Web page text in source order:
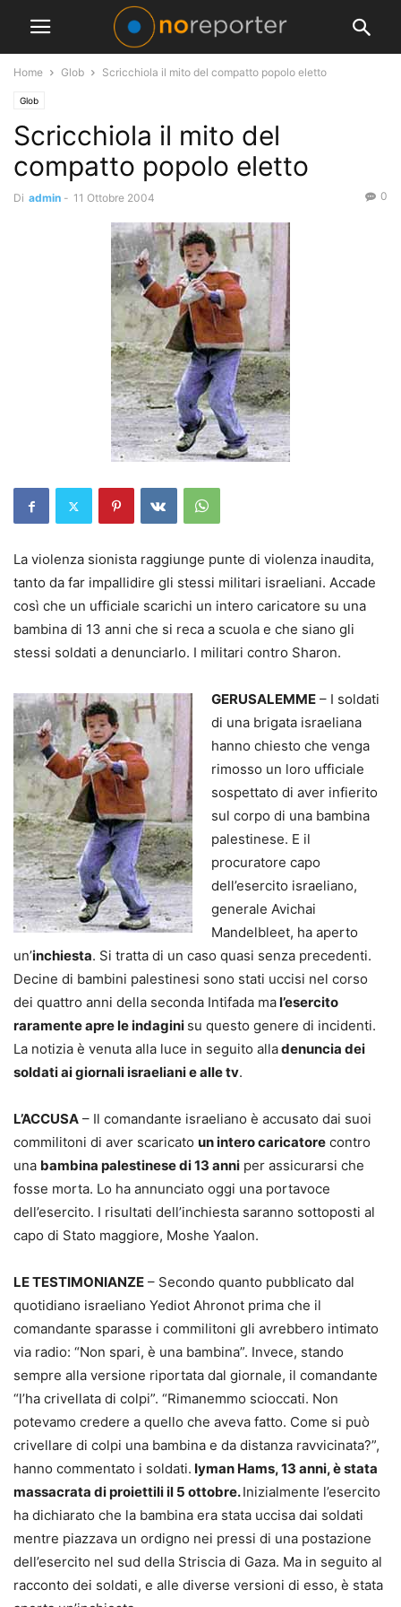
Home Glob Scricchiola il mito del compatto popolo eletto
Glob
Scricchiola il mito del
compatto popolo eletto
Di admin - 11 Ottobre 2004 0
La violenza sionista raggiunge punte di violenza inaudita,
tanto da far impallidire gli stessi militari israeliani. Accade
così che un ufficiale scarichi un intero caricatore su una
bambina di 13 anni che si reca a scuola e che siano gli
stessi soldati a denunciarlo. I militari contro Sharon.
GERUSALEMME – I soldati
di una brigata israeliana
hanno chiesto che venga
rimosso un loro ufficiale
sospettato di aver infierito
sul corpo di una bambina
palestinese. E il
procuratore capo
dell’esercito israeliano,
generale Avichai
Mandelbleet, ha aperto
un’inchiesta. Si tratta di un caso quasi senza precedenti.
Decine di bambini palestinesi sono stati uccisi nel corso
dei quattro anni della seconda Intifada mal’esercito
raramente apre le indagini su questo genere di incidenti.
La notizia è venuta alla luce in seguito alladenuncia dei
soldati ai giornali israeliani e alle tv.
L’ACCUSA – Il comandante israeliano è accusato dai suoi
commilitoni di aver scaricato un intero caricatore contro
una bambina palestinese di 13 anni per assicurarsi che
fosse morta. Lo ha annunciato oggi una portavoce
dell’esercito. I risultati dell’inchiesta saranno sottoposti al
capo di Stato maggiore, Moshe Yaalon.
LE TESTIMONIANZE – Secondo quanto pubblicato dal
quotidiano israeliano Yediot Ahronot prima che il
comandante sparasse i commilitoni gli avrebbero intimato
via radio: “Non spari, è una bambina”. Invece, stando
sempre alla versione riportata dal giornale, il comandante
“l’ha crivellata di colpi”. “Rimanemmo scioccati. Non
potevamo credere a quello che aveva fatto. Come si può
crivellare di colpi una bambina e da distanza ravvicinata?”,
hanno commentato i soldati. Iyman Hams, 13 anni, è stata
massacrata di proiettili il 5 ottobre.Inizialmente l’esercito
ha dichiarato che la bambina era stata uccisa dai soldati
mentre piazzava un ordigno nei pressi di una postazione
dell’esercito nel sud della Striscia di Gaza. Ma in seguito al
racconto dei soldati, e alle diverse versioni di esso, è stata